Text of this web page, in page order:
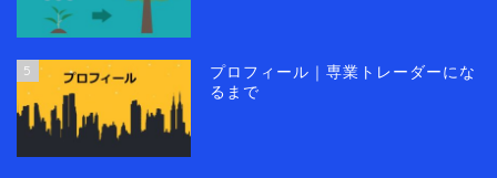
5
プロフィール｜専業トレーダーにな
るまで